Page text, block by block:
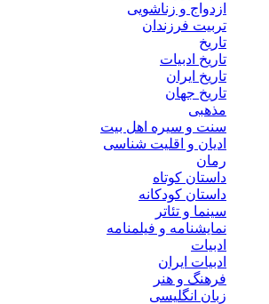
ازدواج و زناشویی
تربیت فرزندان
تاریخ
تاریخ ادبیات
تاریخ ایران
تاریخ جهان
مذهبی
سنت و سیره اهل بیت
ادیان و اقلیت شناسی
رمان
داستان کوتاه
داستان کودکانه
سینما و تئاتر
نمایشنامه و فیلمنامه
ادبیات
ادبیات ایران
فرهنگ و هنر
زبان انگلیسی